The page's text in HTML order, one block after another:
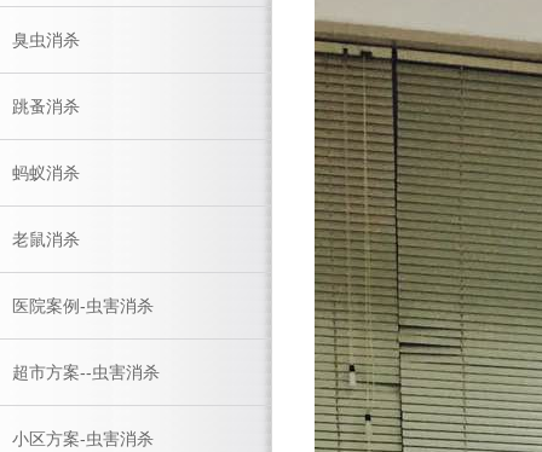
臭虫消杀
跳蚤消杀
蚂蚁消杀
老鼠消杀
医院案例-虫害消杀
超市方案--虫害消杀
小区方案-虫害消杀